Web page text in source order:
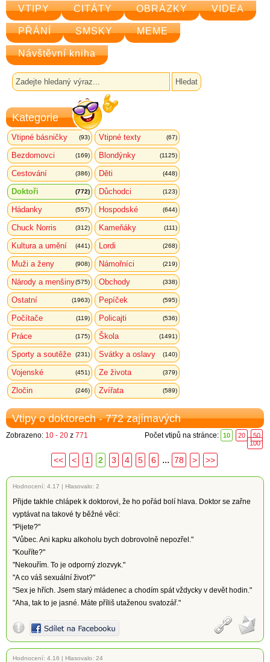
VTIPY CITÁTY OBRÁZKY VIDEA
PŘÁNÍ SMSKY MEME
Návštěvní kniha
Kategorie
Vtipné básničky (93) Vtipné texty (67)
Bezdomovci (169) Blondýnky (1125)
Cestování (386) Děti (448)
Doktoři (772) Důchodci (123)
Hádanky (557) Hospodské (644)
Chuck Norris (312) Kameňáky (111)
Kultura a umění (441) Lordi (268)
Muži a ženy (908) Námořníci (219)
Národy a menšiny(575) Obchody (338)
Ostatní (1963) Pepíček (595)
Počítače (119) Policajti (536)
Práce (175) Škola (1491)
Sporty a soutěže (231) Svátky a oslavy (140)
Vojenské (451) Ze života (379)
Zločin (246) Zvířata (589)
Vtipy o doktorech - 772 zajímavých
Zobrazeno: 10 - 20 z 771 Počet vtipů na stránce: 10 20
50
100
<< < 1 2 3 4 5 6 ... 78 > >>
Hodnocení: 4.17 | Hlasovalo: 2
Přijde takhle chlápek k doktorovi, že ho pořád bolí hlava. Doktor se zařne
vyptávat na takové ty běžné věci:
"Pijete?"
"Vůbec. Ani kapku alkoholu bych dobrovolně nepozřel."
"Kouříte?"
"Nekouřím. To je odporný zlozvyk."
"A co váš sexuální život?"
"Sex je hřích. Jsem starý mládenec a chodím spát vždycky v devět hodin."
"Aha, tak to je jasné. Máte příliš utaženou svatozář."
Hodnocení: 4.16 | Hlasovalo: 24